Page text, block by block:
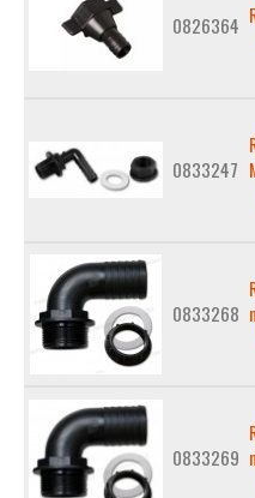
0826364
0833247
0833268
0833269